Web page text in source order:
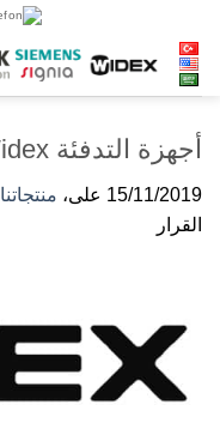
الى
المحتوى
أجهزة التدفئة Widex
15/11/2019 على، منتجاتنا
القرار